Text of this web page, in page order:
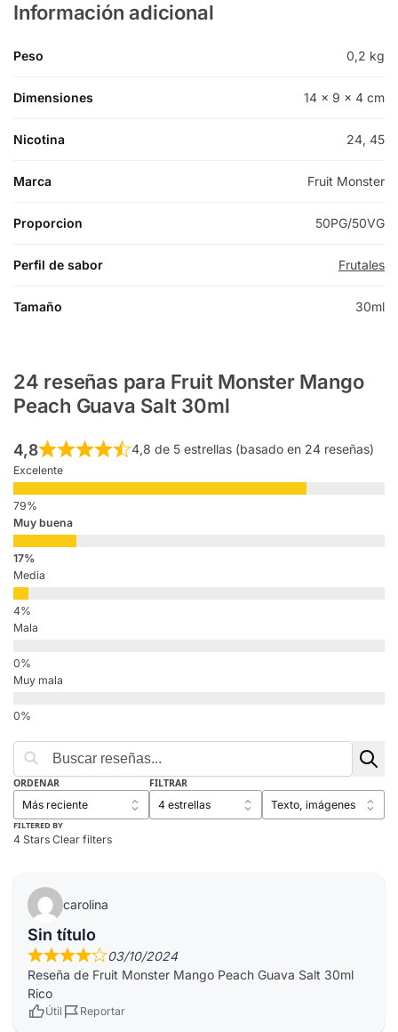
Información adicional
Peso 0,2 kg
Dimensiones 14 × 9 × 4 cm
Nicotina 24, 45
Marca Fruit Monster
Proporcion 50PG/50VG
Perfil de sabor Frutales
Tamaño 30ml
24 reseñas para Fruit Monster Mango
Peach Guava Salt 30ml
4,8 4,8 de 5 estrellas (basado en 24 reseñas)
Excelente
Muy buena
Media
Mala
Muy mala
ORDENAR FILTRAR
FILTERED BY
4 Stars Clear filters
carolina
Sin título
03/10/2024
Reseña de Fruit Monster Mango Peach Guava Salt 30ml
Rico
Útil Reportar